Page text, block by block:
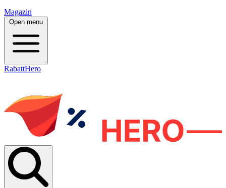
Magazin
Open menu
RabattHero